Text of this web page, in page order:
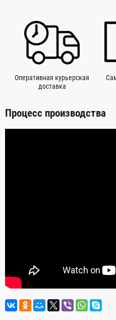
Оперативная курьерская
доставка
Процесс производства